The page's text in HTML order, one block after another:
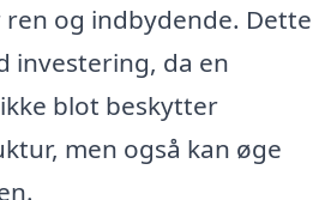
og indbydende. Dette
investering, da en
blot beskytter
men også kan øge